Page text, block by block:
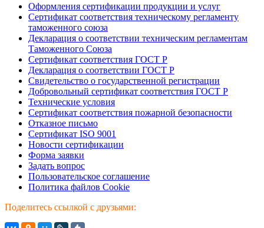
Оформления сертификации продукции и услуг
Сертификат соответствия техническому регламенту
таможенного союза
Декларация о соответствии техническим регламентам
Таможенного Союза
Сертификат соответствия ГОСТ Р
Декларация о соответствии ГОСТ Р
Свидетельство о государственной регистрации
Добровольный сертификат соответствия ГОСТ Р
Технические условия
Сертификат соответствия пожарной безопасности
Отказное письмо
Сертификат ISO 9001
Новости сертификации
Форма заявки
Задать вопрос
Пользовательское соглашение
Политика файлов Cookie
Поделитесь ссылкой с друзьями: